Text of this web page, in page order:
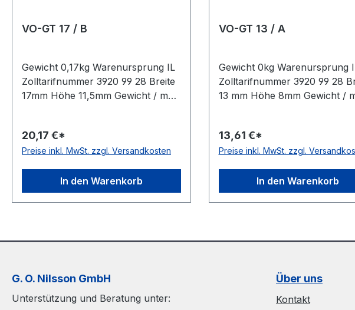
VO-GT 17 / B
Gewicht 0,17kg Warenursprung IL
Zolltarifnummer 3920 99 28 Breite
17mm Höhe 11,5mm Gewicht / m
Material Polyurethan Farbe orange
Rollenlänge 30,5m FDA-Zulassung
20,17 €*
Preise inkl. MwSt. zzgl. Versandkosten
In den Warenkorb
VO-GT 13 / A
Gewicht 0kg Warenursprung
Zolltarifnummer 3920 99 28
13 mm Höhe 8mm Gewicht /
Material Polyurethan Farbe
Rollenlänge 30,5m FDA-
13,61 €*
Preise inkl. MwSt. zzgl.
In den Warenkorb
G. O. Nilsson GmbH
Unterstützung und Beratung unter:
Über uns
Kontakt